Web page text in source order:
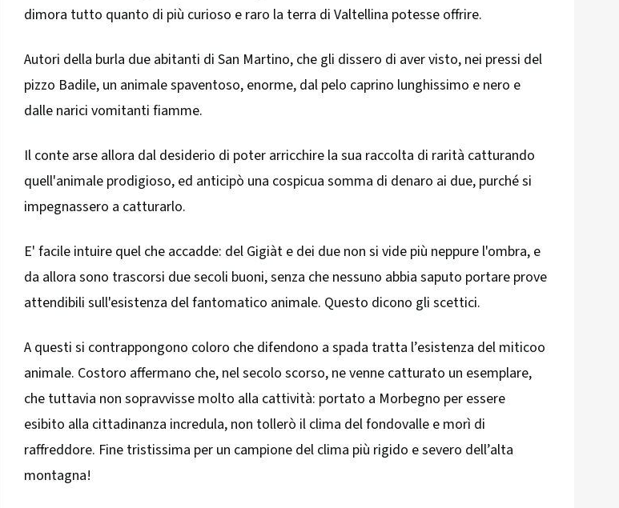
dimora tutto quanto di più curioso e raro la terra di Valtellina potesse offrire.
Autori della burla due abitanti di San Martino, che gli dissero di aver visto, nei pressi del
pizzo Badile, un animale spaventoso, enorme, dal pelo caprino lunghissimo e nero e
dalle narici vomitanti fiamme.
Il conte arse allora dal desiderio di poter arricchire la sua raccolta di rarità catturando
quell'animale prodigioso, ed anticipò una cospicua somma di denaro ai due, purché si
impegnassero a catturarlo.
E' facile intuire quel che accadde: del Gigiàt e dei due non si vide più neppure l'ombra, e
da allora sono trascorsi due secoli buoni, senza che nessuno abbia saputo portare prove
attendibili sull'esistenza del fantomatico animale. Questo dicono gli scettici.
A questi si contrappongono coloro che difendono a spada tratta l’esistenza del miticoo
animale. Costoro affermano che, nel secolo scorso, ne venne catturato un esemplare,
che tuttavia non sopravvisse molto alla cattività: portato a Morbegno per essere
esibito alla cittadinanza incredula, non tollerò il clima del fondovalle e morì di
raffreddore. Fine tristissima per un campione del clima più rigido e severo dell’alta
montagna!